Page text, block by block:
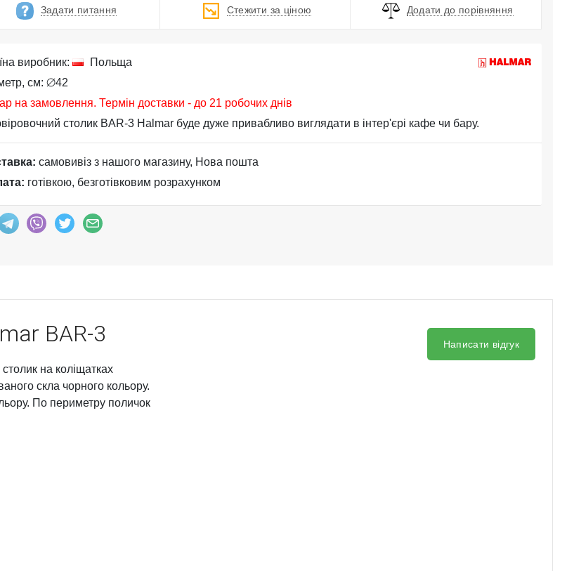
Задати питання Стежити за ціною Додати до порівняння
виробник:
Польща
см: ⌀42
на замовлення. Термін доставки - до 21 робочих днів
столик BAR-3 Halmar буде дуже привабливо виглядати в інтер'єрі кафе чи бару.
самовивіз з нашого магазину, Нова пошта
готівкою, безготівковим розрахунком
BAR-3
на коліщатках
скла чорного кольору.
По периметру поличок
Написати відгук